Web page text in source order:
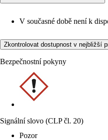
V současné době není k
Zkontrolovat dostupnost v nejbližší
Bezpečnostní pokyny
Signální slovo (CLP čl. 20)
Pozor